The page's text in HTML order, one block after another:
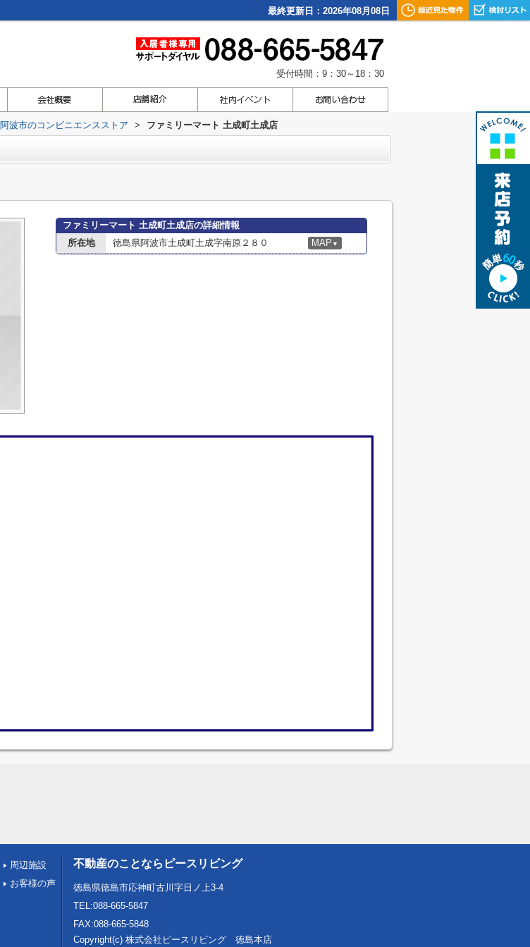
最終更新日：2026年08月08日
受付時間：9：30～18：30
阿波市のコンビニエンスストア > ファミリーマート 土成町土成店
ファミリーマート 土成町土成店の詳細情報
所在地
徳島県阿波市土成町土成字南原２８０ MAP ▼
周辺施設
お客様の声
不動産のことならピースリビング
徳島県徳島市応神町古川字日ノ上3-4
TEL:088-665-5847
FAX:088-665-5848
Copyright(c) 株式会社ピースリビング 徳島本店